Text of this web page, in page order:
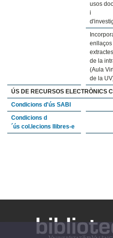
usos
i
enllaços
de la
(Aula
de la
ÚS DE RECURSOS ELECTRÒNICS
Condicions d'ús SABI
Condicions d
´ús col.lecions llibres-e